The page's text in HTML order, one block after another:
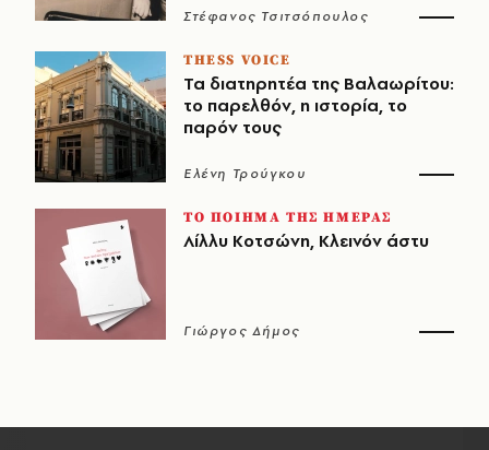
Στέφανος Τσιτσόπουλος
THESS VOICE
Τα διατηρητέα της Βαλαωρίτου:
το παρελθόν, η ιστορία, το
παρόν τους
Ελένη Τρούγκου
ΤΟ ΠΟΙΗΜΑ ΤΗΣ ΗΜΕΡΑΣ
Λίλλυ Κοτσώνη, Κλεινόν άστυ
Γιώργος Δήμος